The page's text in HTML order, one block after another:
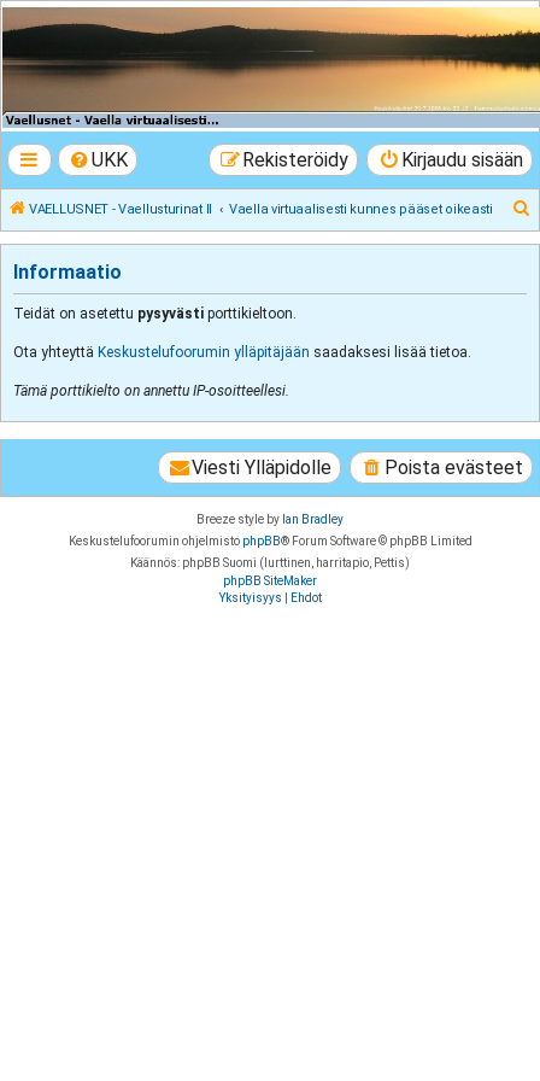
VAELLUSNET -
Vaellusturinat II
UKK Kirjaudu sisään
Rekisteröidy
VAELLUSNET - Vaellusturinat II Vaella virtuaalisesti kunnes pääset oikeasti
Informaatio
Teidät on asetettu pysyvästi porttikieltoon.
Ota yhteyttä Keskustelufoorumin ylläpitäjään saadaksesi lisää tietoa.
Tämä porttikielto on annettu IP-osoitteellesi.
Poista evästeet
Viesti Ylläpidolle
Breeze style by Ian Bradley
Keskustelufoorumin ohjelmisto phpBB® Forum Software © phpBB Limited
Käännös: phpBB Suomi (lurttinen, harritapio, Pettis)
phpBB SiteMaker
Yksityisyys
Ehdot